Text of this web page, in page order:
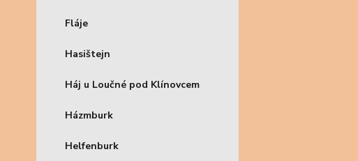
Fláje
Hasištejn
Háj u Loučné pod Klínovcem
Házmburk
Helfenburk